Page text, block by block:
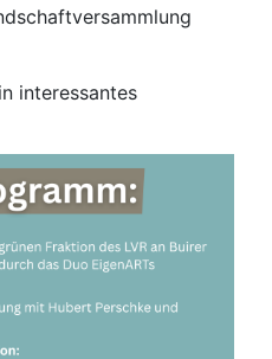
interessantes